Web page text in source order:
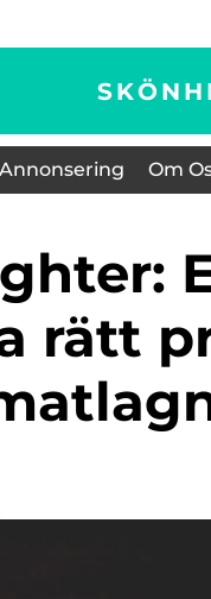
Annonsering Om
rätt